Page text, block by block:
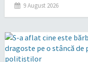
9 August 2026